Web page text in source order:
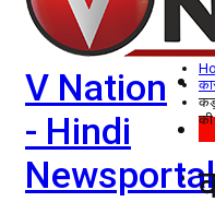
V Nation
- Hindi
Newsportal
की